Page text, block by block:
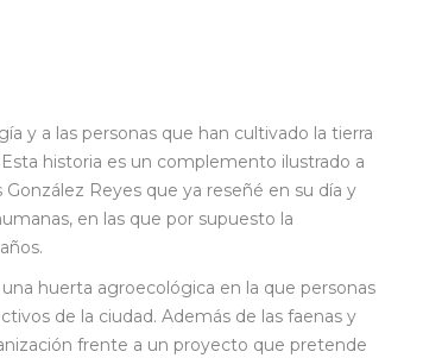
y a las personas que han cultivado la tierra
historia es un complemento ilustrado a
Reyes que ya reseñé en su día y
en las que por supuesto la
huerta agroecológica en la que personas
de la ciudad. Además de las faenas y
frente a un proyecto que pretende